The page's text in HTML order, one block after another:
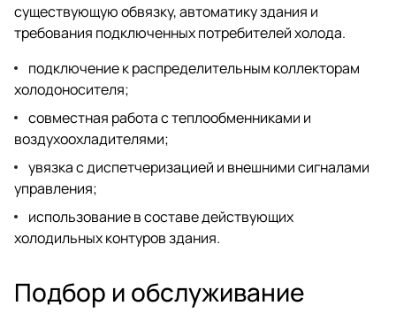
существующую обвязку, автоматику здания и
требования подключенных потребителей холода.
подключение к распределительным коллекторам
холодоносителя;
совместная работа с теплообменниками и
воздухоохладителями;
увязка с диспетчеризацией и внешними сигналами
управления;
использование в составе действующих
холодильных контуров здания.
Подбор и обслуживание